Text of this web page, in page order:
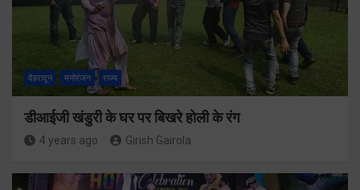
देहरादून मनोरंजन राज्य
डीआईजी खंडुरी के घर पर बिखरे होली के रंग
4 years ago Girish Gairola